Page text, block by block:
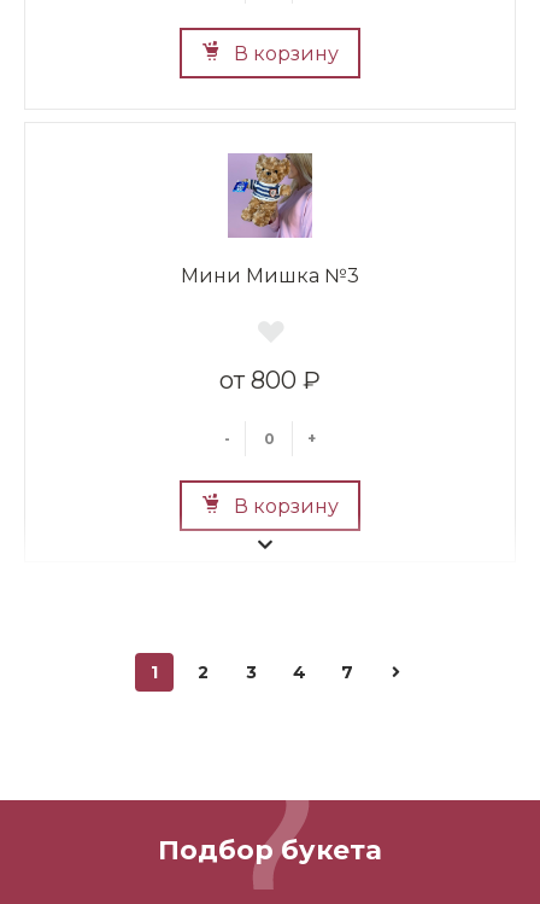
В корзину
Мини Мишка №3
800 ₽
- +
В корзину
700 ₽
1 2 3 4 7
Подбор букета